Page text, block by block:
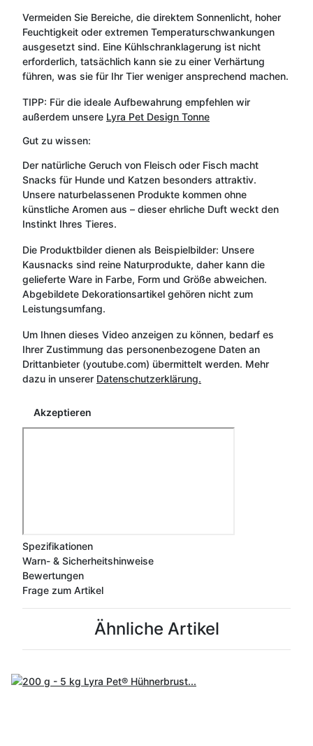
Vermeiden Sie Bereiche, die direktem Sonnenlicht, hoher
Feuchtigkeit oder extremen Temperaturschwankungen
ausgesetzt sind. Eine Kühlschranklagerung ist nicht
erforderlich, tatsächlich kann sie zu einer Verhärtung
führen, was sie für Ihr Tier weniger ansprechend machen.
TIPP: Für die ideale Aufbewahrung empfehlen wir
außerdem unsere Lyra Pet Design Tonne
Gut zu wissen:
Der natürliche Geruch von Fleisch oder Fisch macht
Snacks für Hunde und Katzen besonders attraktiv.
Unsere naturbelassenen Produkte kommen ohne
künstliche Aromen aus – dieser ehrliche Duft weckt den
Instinkt Ihres Tieres.
Die Produktbilder dienen als Beispielbilder: Unsere
Kausnacks sind reine Naturprodukte, daher kann die
gelieferte Ware in Farbe, Form und Größe abweichen.
Abgebildete Dekorationsartikel gehören nicht zum
Leistungsumfang.
Um Ihnen dieses Video anzeigen zu können, bedarf es
Ihrer Zustimmung das personenbezogene Daten an
Drittanbieter (youtube.com) übermittelt werden. Mehr
dazu in unserer Datenschutzerklärung.
Akzeptieren
Spezifikationen
Warn- & Sicherheitshinweise
Bewertungen
Frage zum Artikel
Ähnliche Artikel